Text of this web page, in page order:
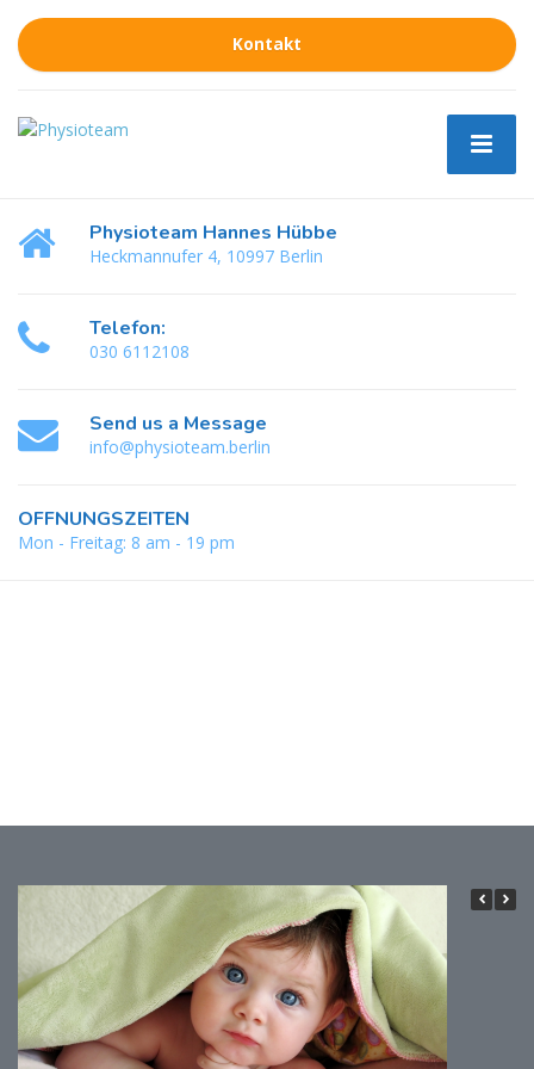
Kontakt
Physioteam Hannes Hübbe
Heckmannufer 4, 10997 Berlin
Telefon:
030 6112108
Send us a Message
info@physioteam.berlin
ÖFFNUNGSZEITEN
Mon - Freitag: 8 am - 19 pm